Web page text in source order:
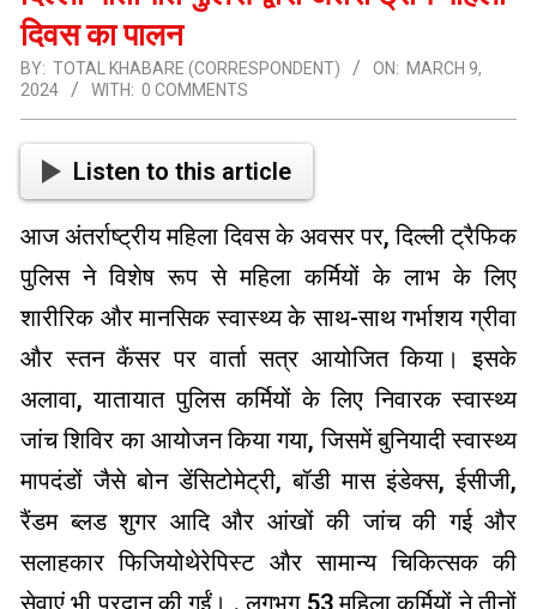
दिवस का पालन
BY: TOTAL KHABARE (CORRESPONDENT) ON: MARCH 9,
2024
WITH: 0 COMMENTS
Listen to this article
आज अंतर्राष्ट्रीय महिला दिवस के अवसर पर, दिल्ली ट्रैफिक
पुलिस ने विशेष रूप से महिला कर्मियों के लाभ के लिए
शारीरिक और मानसिक स्वास्थ्य के साथ-साथ गर्भाशय ग्रीवा
और स्तन कैंसर पर वार्ता सत्र आयोजित किया। इसके
अलावा, यातायात पुलिस कर्मियों के लिए निवारक स्वास्थ्य
जांच शिविर का आयोजन किया गया, जिसमें बुनियादी स्वास्थ्य
मापदंडों जैसे बोन डेंसिटोमेट्री, बॉडी मास इंडेक्स, ईसीजी,
रैंडम ब्लड शुगर आदि और आंखों की जांच की गई और
सलाहकार फिजियोथेरेपिस्ट और सामान्य चिकित्सक की
सेवाएं भी प्रदान की गईं। . लगभग 53 महिला कर्मियों ने तीनों